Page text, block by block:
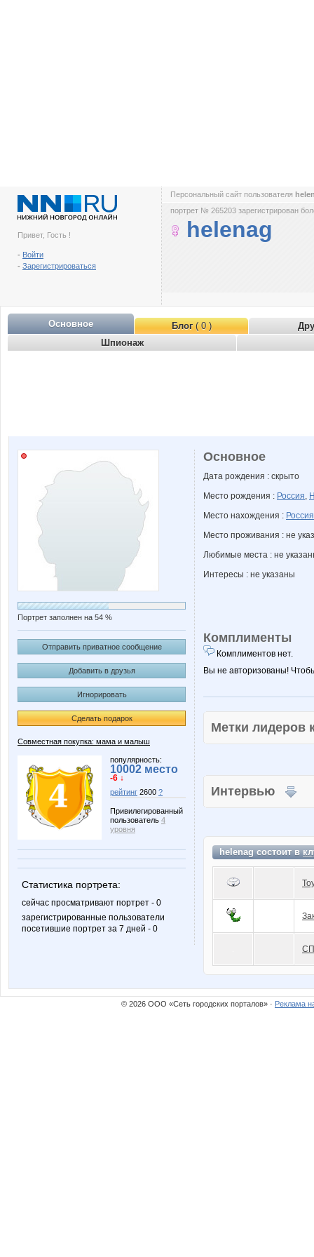
Привет, Гость !
- Войти
- Зарегистрироваться
Персональный сайт пользователя
портрет № 265203 зарегистрирован
helenag
Основное Блог( 0 )
Шпионаж
Портрет заполнен на 54 %
Отправить приватное сообщение
Добавить в друзья
Игнорировать
Сделать подарок
Совместная покупка: мама и малыш
популярность:
10002 место
-6 ↓
рейтинг 2600 ?
Привилегированный
пользователь 4
уровня
Статистика портрета:
сейчас просматривают портрет - 0
зарегистрированные пользователи
посетившие портрет за 7 дней - 0
Основное
Дата рождения : скрыто
Место рождения : Россия,
Место нахождения : Россия
Место проживания : не
Любимые места : не
Интересы : не указаны
Комплименты
Комплиментов нет.
Вы не авторизованы!
Метки
Интервью
helenag состоит в
© 2026 ООО «Сеть городских порталов» · Реклама